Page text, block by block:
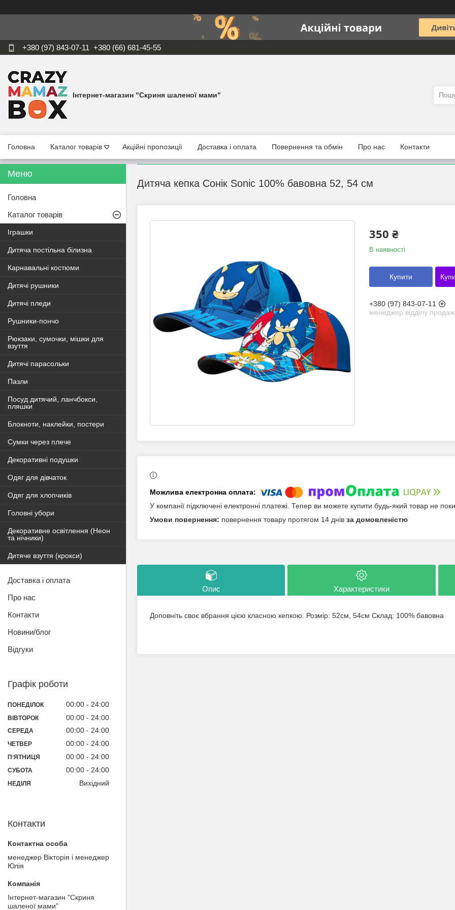
+380 (97) 843-07-11 +380 (66) 681-45-55
Інтернет-магазин "Скриня шаленої мами"
Головна Каталог товарів Акційні пропозиції Доставка і оплата Повернення та обмін Про нас Контакти
Дитяча кепка Сонік Sonic 100% бавовна 52, 54 см
350 ₴
В наявності
Купити
+380 (97) 843-07-11
менеджер відділу
У компанії підключені електронні платежі. Тепер ви можете купити будь-який товар не
повернення товару протягом 14 днів за домовленістю
Опис Характеристики
Доповніть своє вбрання цією класною кепкою. Розмір: 52см, 54см Склад: 100% бавовна
Головна
Каталог товарів
Іграшки
Дитяча постільна білизна
Карнавальні костюми
Дитячі рушники
Дитячі пледи
Рушники-пончо
Рюкзаки, сумочки, мішки для
взуття
Дитячі парасольки
Пазли
Посуд дитячий, ланчбокси,
пляшки
Блокноти, наклейки, постери
Сумки через плече
Декоративні подушки
Одяг для дівчаток
Одяг для хлопчиків
Головні убори
Декоративне освітлення (Неон
та нічники)
Дитяче взуття (крокси)
Доставка і оплата
Про нас
Контакти
Новини/блог
Відгуки
Графік роботи
ПОНЕДІЛОК 00:00 24:00
ВІВТОРОК 00:00 24:00
СЕРЕДА 00:00 24:00
ЧЕТВЕР 00:00 24:00
ПʼЯТНИЦЯ 00:00 24:00
СУБОТА 00:00 24:00
НЕДІЛЯ Вихідний
Контакти
менеджер Вікторія і менеджер
Юлія
Інтернет-магазин "Скриня
шаленої мами"